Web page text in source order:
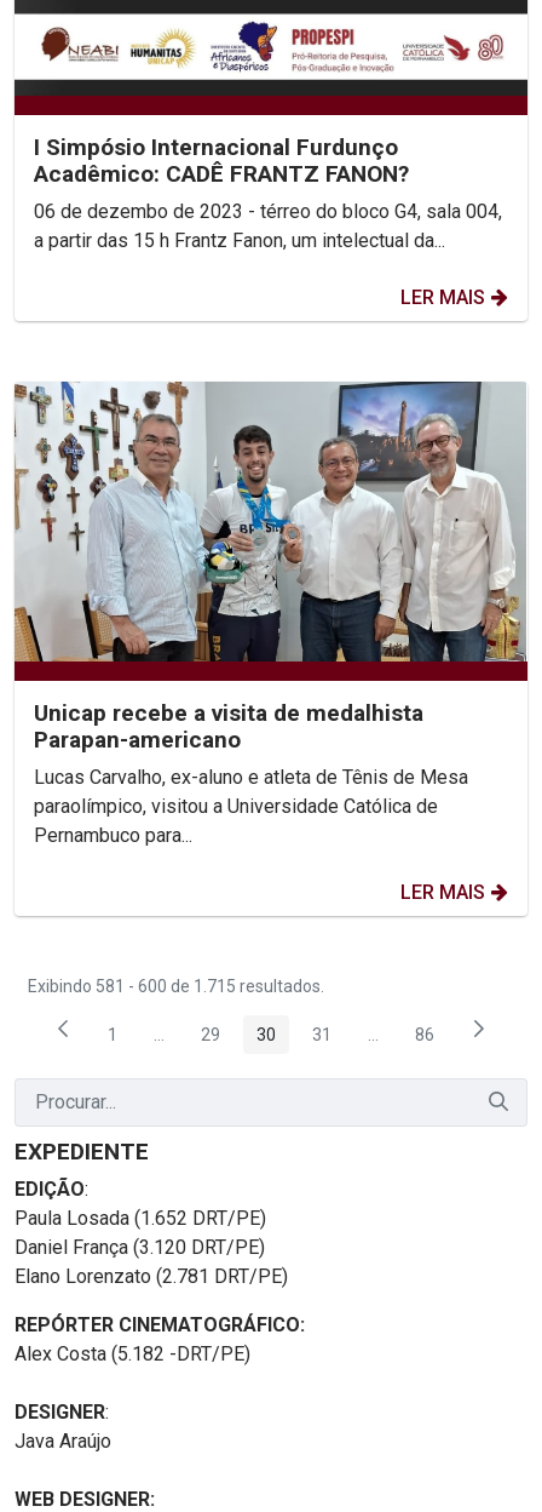
I Simpósio Internacional Furdunço
Acadêmico: CADÊ FRANTZ FANON?
06 de dezembo de 2023 - térreo do bloco G4, sala 004,
a partir das 15 h Frantz Fanon, um intelectual da...
LER MAIS
Unicap recebe a visita de medalhista
Parapan-americano
Lucas Carvalho, ex-aluno e atleta de Tênis de Mesa
paraolímpico, visitou a Universidade Católica de
Pernambuco para...
LER MAIS
Exibindo 581 - 600 de 1.715 resultados.
Página
1 Páginas intermediárias Usar ABA para navegar.
Página
29 Página
30 Página
31 PáginasPágina
86
EXPEDIENTE
EDIÇÃO:
Paula Losada (1.652 DRT/PE)
Daniel França (3.120 DRT/PE)
Elano Lorenzato (2.781 DRT/PE)
REPÓRTER CINEMATOGRÁFICO:
Alex Costa (5.182 -DRT/PE)
DESIGNER:
Java Araújo
WEB DESIGNER: